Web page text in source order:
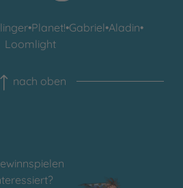
•Planet!•Gabriel•Aladin•
Loomlight
nach oben